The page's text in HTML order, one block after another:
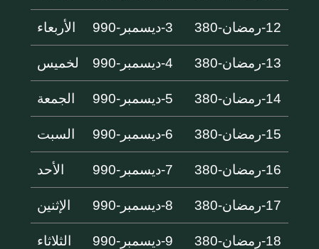
12-رمضان-380 3-ديسمبر-990 الأربعاء
13-رمضان-380 4-ديسمبر-990 لخميس
14-رمضان-380 5-ديسمبر-990 الجمعة
15-رمضان-380 6-ديسمبر-990 السبت
16-رمضان-380 7-ديسمبر-990 الأحد
17-رمضان-380 8-ديسمبر-990 الإثنين
18-رمضان-380 9-ديسمبر-990 الثلاثاء